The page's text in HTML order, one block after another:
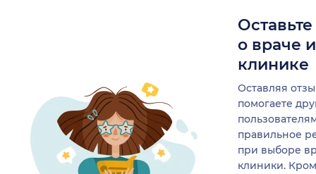
о враче
клинике
Оставляя
помогаете
правильное
при выборе
клиники.